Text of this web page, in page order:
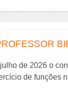
de 2026 o
de funções